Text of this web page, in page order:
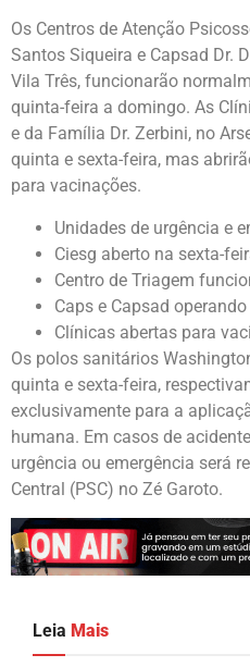
Os Centros de Atenção
Santos Siqueira e Capsad Dr.
Vila Três, funcionarão
quinta-feira a domingo. As
e da Família Dr. Zerbini, no
quinta e sexta-feira, mas
para vacinações.
Unidades de urgência e
Ciesg aberto na sexta-
Centro de Triagem
Caps e Capsad
Clínicas abertas para
Os polos sanitários
quinta e sexta-feira,
exclusivamente para a
humana. Em casos de
urgência ou emergência será
Central (PSC) no Zé Garoto.
Leia Mais